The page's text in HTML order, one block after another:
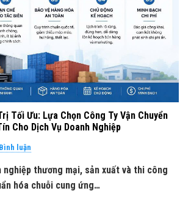
Tối Ưu: Lựa Chọn Công Ty Vận Chuyển
Cho Dịch Vụ Doanh Nghiệp
luận
nghiệp thương mại, sản xuất và thi công
hóa chuỗi cung ứng…